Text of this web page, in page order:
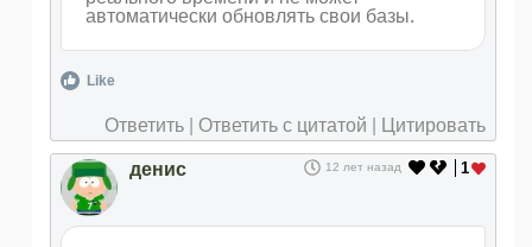
автоматически обновлять свои базы.
Like
Ответить Ответить с цитатой Цитировать
1
денис 12 лет назад